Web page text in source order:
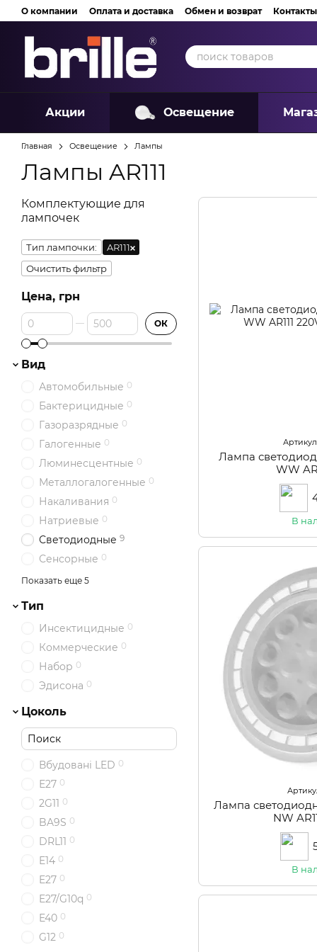
Перейти к основному контенту
О компании Оплата и доставка Обмен и возврат Контакты
Акции Освещение
Главная Освещение Лампы
Лампы AR111
Лампа
WW
В
Лампа
NW
В
Комплектующие для
лампочек
Тип лампочки:
AR111
Очистить фильтр
Цена, грн
От Цена, грн
До Цена, грн ОК
Вид
Автомобильные 0
Бактерицидные 0
Газоразрядные 0
Галогенные 0
Люминесцентные 0
Металлогалогенные 0
Накаливания 0
Натриевые 0
Светодиодные 9
Сенсорные 0
Тороидальный
Энергосберегающие
Специальные 0
Показать еще 5
Тип
Инсектицидные 0
Коммерческие 0
Набор 0
Эдисона 0
Цоколь
Вбудовані LED 0
Е27 0
2G11 0
BA9S 0
DRL11 0
E14 0
E27 0
E27/G10q 0
E40 0
G12 0